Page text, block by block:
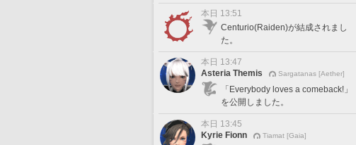
本日 13:51
Centurio(Raiden)が結成されまし
た。
本日 13:47
Asteria Themis
Sargatanas [Aether]
「Everybody loves a comeback!」
を公開しました。
本日 13:45
Kyrie Fionn
Tiamat [Gaia]